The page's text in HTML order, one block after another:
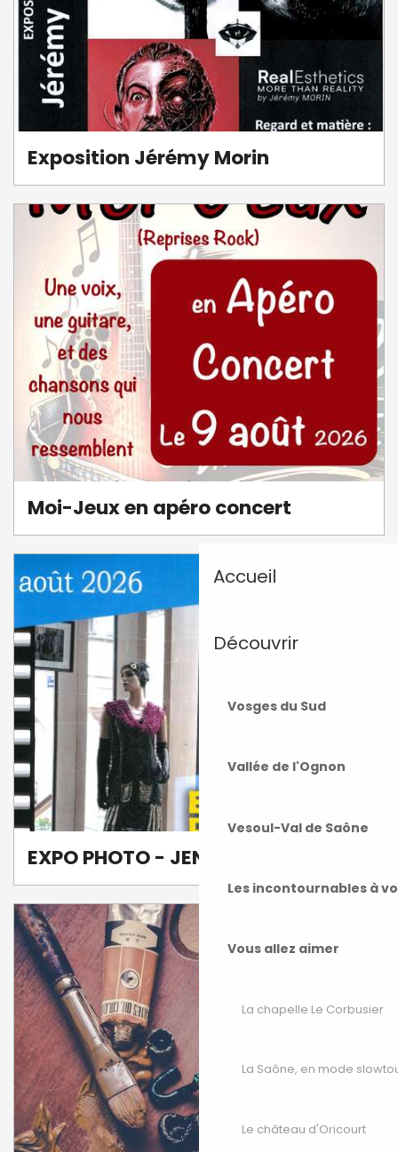
Accueil
Découvrir
Vosges du Sud
Vallée de l'Ognon
Vesoul-Val de Saône
Les incontournables à
Vous allez aimer
La chapelle Le Corbusier
La Saône, en mode
Le château d'Oricourt
Exposition Jérémy Morin
Moi-Jeux en apéro concert
EXPO PHOTO - JENNY LUXEUIL